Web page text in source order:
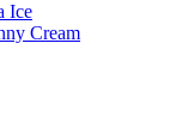
Ice
Cream